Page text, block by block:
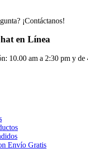
¡Contáctanos!
en Línea
10.00 am a 2:30 pm y de
Envío Gratis